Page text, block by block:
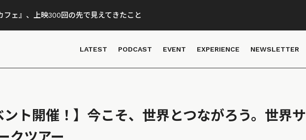
フェ』、上映300回の先で見えてきたこと
LATEST PODCAST EVENT EXPERIENCE NEWSLETTER
ント開催！】今こそ、世界とつながろう。世界サ